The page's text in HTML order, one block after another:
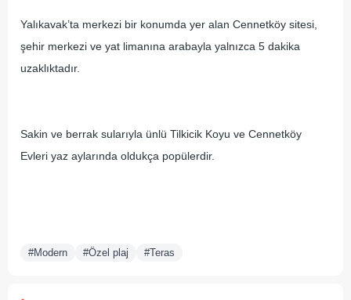
Yalıkavak’ta merkezi bir konumda yer alan Cennetköy sitesi,
şehir merkezi ve yat limanına arabayla yalnızca 5 dakika
uzaklıktadır.
Sakin ve berrak sularıyla ünlü Tilkicik Koyu ve Cennetköy
Evleri yaz aylarında oldukça popülerdir.
#Modern #Özel plaj #Teras